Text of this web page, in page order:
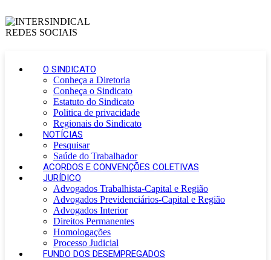
O SINDICATO
Conheça a Diretoria
Conheça o Sindicato
Estatuto do Sindicato
Politica de privacidade
Regionais do Sindicato
NOTÍCIAS
Pesquisar
Saúde do Trabalhador
ACORDOS E CONVENÇÕES COLETIVAS
JURÍDICO
Advogados Trabalhista-Capital e Região
Advogados Previdenciários-Capital e Região
Advogados Interior
Direitos Permanentes
Homologações
Processo Judicial
FUNDO DOS DESEMPREGADOS